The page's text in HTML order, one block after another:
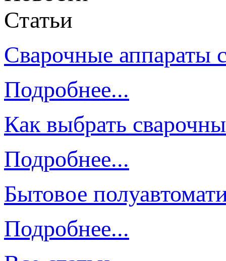
Статьи
Сварочные аппараты
Подробнее...
Как выбрать
Подробнее...
Бытовое
Подробнее...